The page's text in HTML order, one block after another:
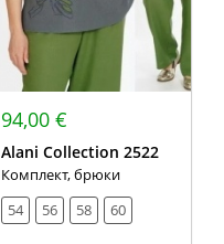
94,00 €
Alani Collection 2522
Комплект, брюки
54
56 58 60